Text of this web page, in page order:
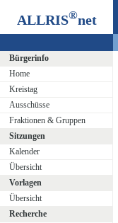
ALLRIS®net
Bürgerinfo
Home
Kreistag
Ausschüsse
Fraktionen & Gruppen
Sitzungen
Kalender
Übersicht
Vorlagen
Übersicht
Recherche